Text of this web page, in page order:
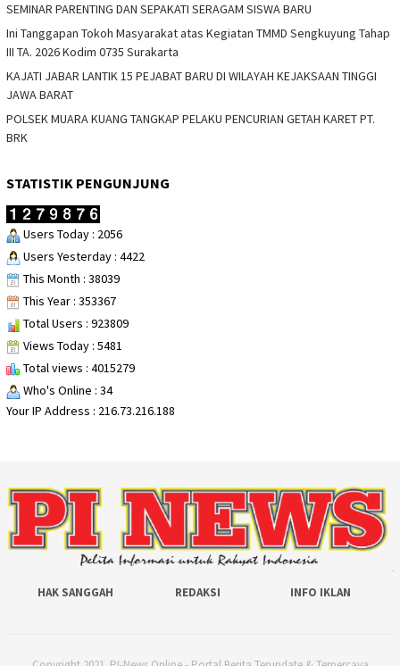
SEMINAR PARENTING DAN SEPAKATI SERAGAM SISWA BARU
Ini Tanggapan Tokoh Masyarakat atas Kegiatan TMMD Sengkuyung Tahap
III TA. 2026 Kodim 0735 Surakarta
KAJATI JABAR LANTIK 15 PEJABAT BARU DI WILAYAH KEJAKSAAN TINGGI
JAWA BARAT
POLSEK MUARA KUANG TANGKAP PELAKU PENCURIAN GETAH KARET PT.
BRK
STATISTIK PENGUNJUNG
Users Today : 2056
Users Yesterday : 4422
This Month : 38039
This Year : 353367
Total Users : 923809
Views Today : 5481
Total views : 4015279
Who's Online : 34
Your IP Address : 216.73.216.188
HAK SANGGAH REDAKSI INFO IKLAN